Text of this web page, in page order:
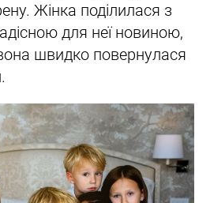
Жінка поділилася з
для неї новиною,
швидко повернулася